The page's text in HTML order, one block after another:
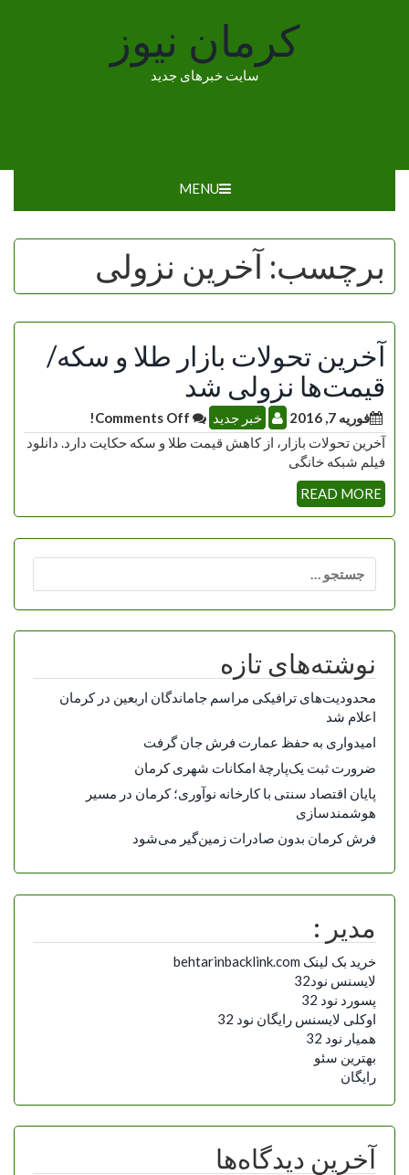
کرمان نیوز
سایت خبرهای جدید
MENU
برچسب: آخرین نزولی
آخرین تحولات بازار طلا و سکه/
قیمت‌ها نزولی شد
فوریه 7, 2016 خبر جدید
آخرین تحولات بازار، از کاهش قیمت طلا و سکه حکایت دارد. دانلود
فیلم شبکه خانگی
READ MORE
برای:
نوشته‌های تازه
محدودیت‌های ترافیکی مراسم جاماندگان اربعین در کرمان
اعلام شد
امیدواری به حفظ عمارت فرش جان گرفت
ضرورت ثبت یک‌پارچۀ امکانات شهری کرمان
پایان اقتصاد سنتی با کارخانه نوآوری؛ کرمان در مسیر
هوشمندسازی
فرش کرمان بدون صادرات زمین‌گیر می‌شود
مدیر :
خرید بک لینک behtarinbacklink.com
لایسنس نود32
پسورد نود 32
اوکلی لایسنس رایگان نود 32
همیار نود 32
بهترین سئو
رایگان
آخرین دیدگاه‌ها